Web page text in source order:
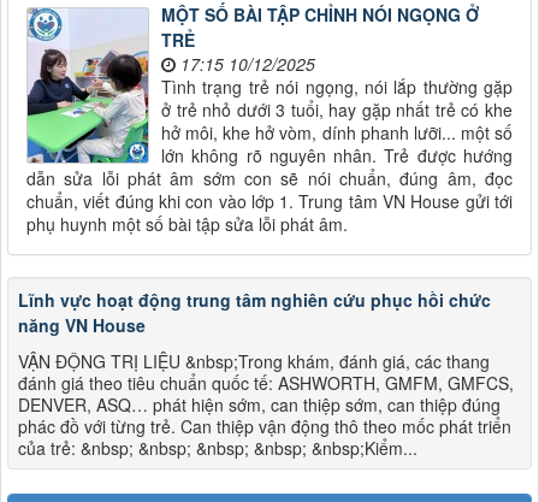
MỘT SỐ BÀI TẬP CHỈNH NÓI NGỌNG Ở
TRẺ
17:15 10/12/2025
Tình trạng trẻ nói ngọng, nói lắp thường gặp
ở trẻ nhỏ dưới 3 tuổi, hay gặp nhất trẻ có khe
hở môi, khe hở vòm, dính phanh lưỡi... một số
lớn không rõ nguyên nhân. Trẻ được hướng
dẫn sửa lỗi phát âm sớm con sẽ nói chuẩn, đúng âm, đọc
chuẩn, viết đúng khi con vào lớp 1. Trung tâm VN House gửi tới
phụ huynh một số bài tập sửa lỗi phát âm.
Lĩnh vực hoạt động trung tâm nghiên cứu phục hồi chức
năng VN House
VẬN ĐỘNG TRỊ LIỆU &nbsp;Trong khám, đánh giá, các thang
đánh giá theo tiêu chuẩn quốc tế: ASHWORTH, GMFM, GMFCS,
DENVER, ASQ… phát hiện sớm, can thiệp sớm, can thiệp đúng
phác đồ với từng trẻ. Can thiệp vận động thô theo mốc phát triển
của trẻ: &nbsp; &nbsp; &nbsp; &nbsp; &nbsp;Kiểm...